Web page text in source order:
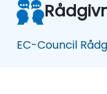
EC-Council